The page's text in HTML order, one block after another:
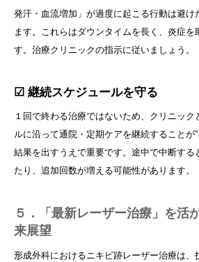
発汗・血流増加」が過度に起こる行動は避け
ます。これらはダウンタイムを長く、炎症を
す。治療クリニックの指示に従いましょう。
☑ 継続スケジュールを守る
１回で終わる治療ではないため、クリニック
ルに沿って通院・定期ケアを継続することが
結果を出すうえで重要です。途中で中断する
たり、追加回数が増える可能性があります。
５．「最新レーザー治療」を活
来展望
形成外科におけるニキビ跡レーザー治療は、